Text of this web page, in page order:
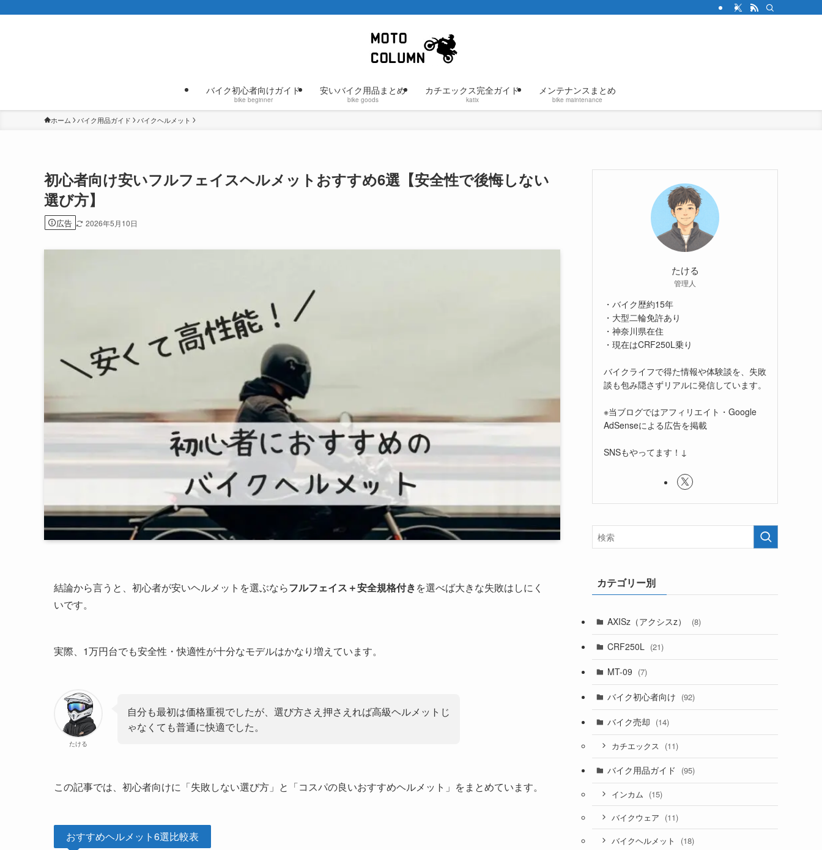
バイク初心者向けガイド
bike beginner
安いバイク用品まとめ
bike goods
カチエックス完全ガイド
katix
メンテナンスまとめ
bike maintenance
ホーム バイク用品ガイド バイクヘルメット
初心者向け安いフルフェイスヘルメットおすすめ6選【安全性で後悔しない
選び方】
広告 2026年5月10日
結論から言うと、初心者が安いヘルメットを選ぶならフルフェイス＋安全規格付きを選べば大きな失敗はしにく
いです。
実際、1万円台でも安全性・快適性が十分なモデルはかなり増えています。
たける
自分も最初は価格重視でしたが、選び方さえ押さえれば高級ヘルメットじ
ゃなくても普通に快適でした。
この記事では、初心者向けに「失敗しない選び方」と「コスパの良いおすすめヘルメット」をまとめています。
おすすめヘルメット6選比較表
たける
管理人
・バイク歴約15年
・大型二輪免許あり
・神奈川県在住
・現在はCRF250L乗り
バイクライフで得た情報や体験談を、失敗
談も包み隠さずリアルに発信しています。
※当ブログではアフィリエイト・Google
AdSenseによる広告を掲載
SNSもやってます！↓
カテゴリー別
AXISz（アクシスz） (8)
CRF250L (21)
MT-09 (7)
バイク初心者向け (92)
バイク売却 (14)
カチエックス (11)
バイク用品ガイド (95)
インカム (15)
バイクウェア (11)
バイクヘルメット (18)